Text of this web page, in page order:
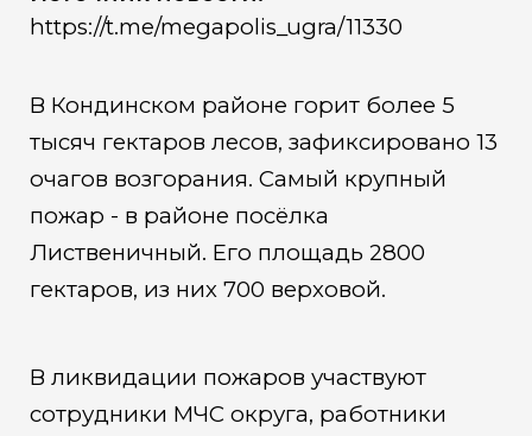
https://t.me/megapolis_ugra/11330
В Кондинском районе горит более 5
тысяч гектаров лесов, зафиксировано 13
очагов возгорания. Самый крупный
пожар - в районе посёлка
Лиственичный. Его площадь 2800
гектаров, из них 700 верховой.
В ликвидации пожаров участвуют
сотрудники МЧС округа, работники